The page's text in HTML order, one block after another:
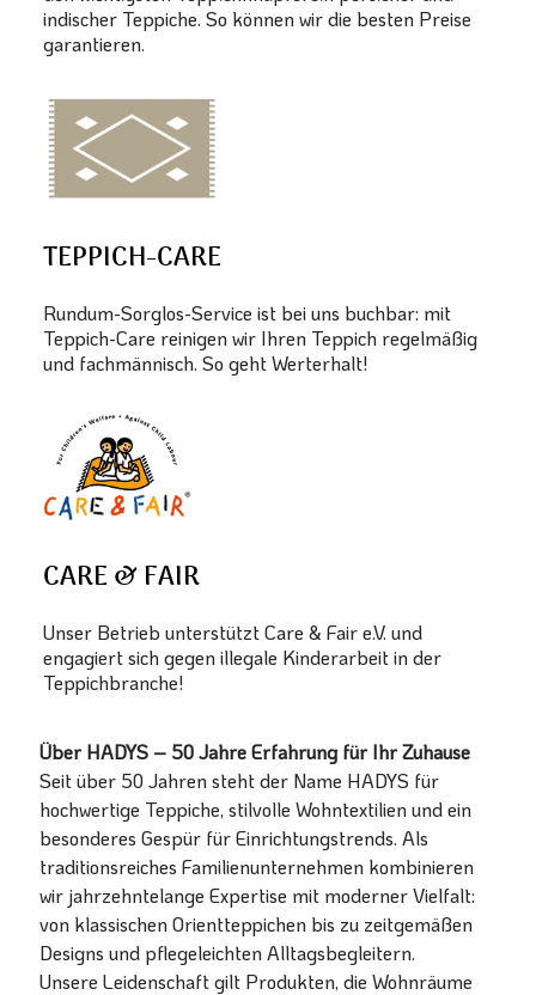
indischer Teppiche. So können wir die besten Preise
garantieren.
TEPPICH-CARE
Rundum-Sorglos-Service ist bei uns buchbar: mit
Teppich-Care reinigen wir Ihren Teppich regelmäßig
und fachmännisch. So geht Werterhalt!
CARE & FAIR
Unser Betrieb unterstützt Care & Fair e.V. und
engagiert sich gegen illegale Kinderarbeit in der
Teppichbranche!
Über HADYS – 50 Jahre Erfahrung für Ihr Zuhause
Seit über 50 Jahren steht der Name HADYS für
hochwertige Teppiche, stilvolle Wohntextilien und ein
besonderes Gespür für Einrichtungstrends. Als
traditionsreiches Familienunternehmen kombinieren
wir jahrzehntelange Expertise mit moderner Vielfalt:
von klassischen Orientteppichen bis zu zeitgemäßen
Designs und pflegeleichten Alltagsbegleitern.
Unsere Leidenschaft gilt Produkten, die Wohnräume